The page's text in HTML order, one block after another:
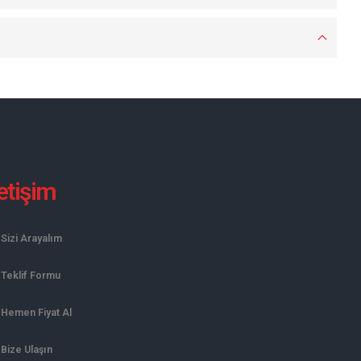
Sizi Arayalım
Teklif Formu
Hemen Fiyat Al
Bize Ulaşın